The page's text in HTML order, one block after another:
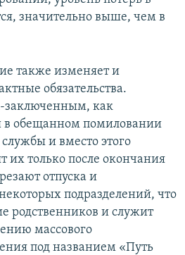
значительно выше, чем в
также изменяет и
обязательства.
заключенным, как
в обещанном помиловании
и вместо этого
их только после окончания
отпуска и
подразделений, что
родственников и служит
массового
под названием «Путь